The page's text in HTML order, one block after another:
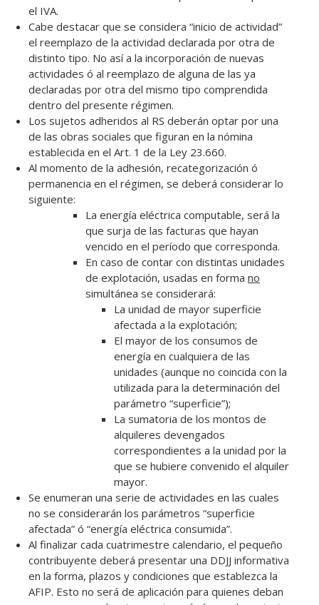
el IVA.
Cabe destacar que se considera “inicio de actividad”
el reemplazo de la actividad declarada por otra de
distinto tipo. No así a la incorporación de nuevas
actividades ó al reemplazo de alguna de las ya
declaradas por otra del mismo tipo comprendida
dentro del presente régimen.
Los sujetos adheridos al RS deberán optar por una
de las obras sociales que figuran en la nómina
establecida en el Art. 1 de la Ley 23.660.
Al momento de la adhesión, recategorización ó
permanencia en el régimen, se deberá considerar lo
siguiente:
La energía eléctrica computable, será la
que surja de las facturas que hayan
vencido en el período que corresponda.
En caso de contar con distintas unidades
de explotación, usadas en forma no
simultánea se considerará:
La unidad de mayor superficie
afectada a la explotación;
El mayor de los consumos de
energía en cualquiera de las
unidades (aunque no coincida con la
utilizada para la determinación del
parámetro “superficie”);
La sumatoria de los montos de
alquileres devengados
correspondientes a la unidad por la
que se hubiere convenido el alquiler
mayor.
Se enumeran una serie de actividades en las cuales
no se considerarán los parámetros “superficie
afectada” ó “energía eléctrica consumida”.
Al finalizar cada cuatrimestre calendario, el pequeño
contribuyente deberá presentar una DDJJ informativa
en la forma, plazos y condiciones que establezca la
AFIP. Esto no será de aplicación para quienes deban